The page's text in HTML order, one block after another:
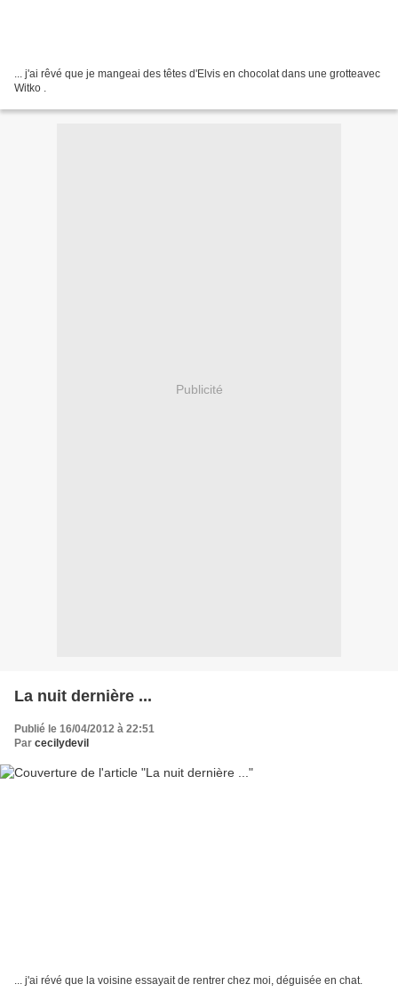
... j'ai rêvé que je mangeai des têtes d'Elvis en chocolat dans une grotteavec
Witko .
Publicité
La nuit dernière ...
Publié le 16/04/2012 à 22:51
Par cecilydevil
... j'ai révé que la voisine essayait de rentrer chez moi, déguisée en chat.